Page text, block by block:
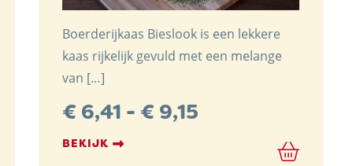
Boerderijkaas Bieslook is een lekkere
kaas rijkelijk gevuld met een melange
van […]
€ 6,41 - € 9,15Prijsklasse:
BEKIJK